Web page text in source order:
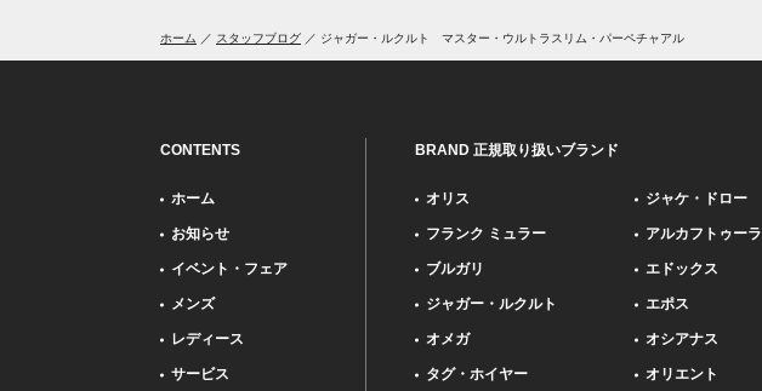
ホーム スタッフブログ ジャガー・ルクルト マスター・ウルトラスリム・パーペチャアル
CONTENTS
ホーム
お知らせ
イベント・フェア
メンズ
レディース
サービス
BRAND 正規取り扱いブランド
オリス
フランク ミュラー
ブルガリ
ジャガー・ルクルト
オメガ
タグ・ホイヤー
ジャケ・ドロー
アルカフトゥーラ
エドックス
エポス
オシアナス
オリエント